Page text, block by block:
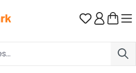
Vous avez